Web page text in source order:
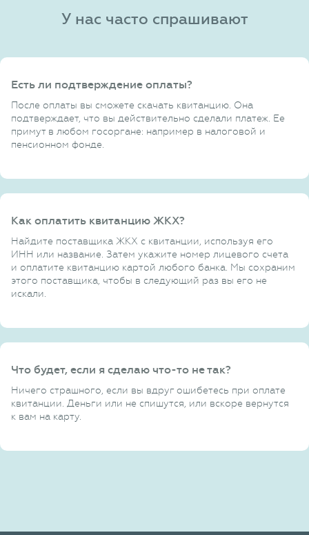
У нас часто спрашивают
Есть ли подтверждение оплаты?
После оплаты вы сможете скачать квитанцию. Она
подтверждает, что вы действительно сделали платеж. Ее
примут в любом госоргане: например в налоговой и
пенсионном фонде.
Как оплатить квитанцию ЖКХ?
Найдите поставщика ЖКХ с квитанции, используя его
ИНН или название. Затем укажите номер лицевого счета
и оплатите квитанцию картой любого банка. Мы сохраним
этого поставщика, чтобы в следующий раз вы его не
искали.
Что будет, если я сделаю что-то не так?
Ничего страшного, если вы вдруг ошибетесь при оплате
квитанции. Деньги или не спишутся, или вскоре вернутся
к вам на карту.